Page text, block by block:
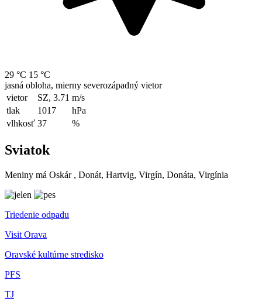
29 °C 15 °C
jasná obloha, mierny severozápadný vietor
vietor
SZ, 3.71 m/s
tlak
1017
hPa
vlhkosť 37 %
Sviatok
Meniny má Oskár , Donát, Hartvig, Virgín, Donáta, Virgínia
Triedenie odpadu
Visit Orava
Oravské kultúrne stredisko
PFS
TJ